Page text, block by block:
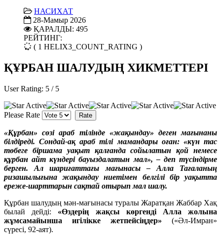
НАСИХАТ
28-Мамыр 2026
ҚАРАЛДЫ: 495
РЕЙТИНГ:
( 1 HELIX3_COUNT_RATING )
ҚҰРБАН ШАЛУДЫҢ ХИКМЕТТЕРІ
User Rating: 5 / 5
Please Rate
«Құрбан» сөзі араб тілінде «жақындау» деген мағынаны
білдіреді. Сондай-ақ араб тілі мамандары оған: «күн тас
төбеге біршама уақыт қалғанда сойылатын қой немесе
құрбан айт күндері бауыздалатын мал», – деп түсіндірме
берген. Ал шариғаттағы мағынасы – Алла Тағаланың
ризашылығына жақындау ниетімен белгілі бір уақытта
ереже-шарттарын сақтай отырып мал шалу.
Құрбан шалудың мән-мағынасы туралы Жаратқан Жаббар Хақ
былай дейді: «Өздерің жақсы көргенді Алла жолына
жұмсамайынша игілікке жетпейсіңдер» («Әл-Имран»
сүресі, 92-аят).